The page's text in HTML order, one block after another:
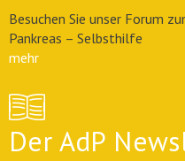
Besuchen Sie unser Forum
Pankreas – Selbsthilfe
mehr
Der AdP